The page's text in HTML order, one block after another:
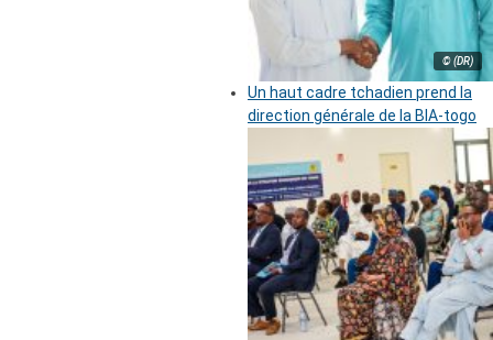
© (DR)
Un haut cadre tchadien prend la
direction générale de la BIA-togo